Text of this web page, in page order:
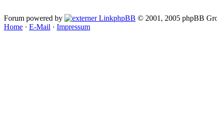
Forum powered by phpBB © 2001, 2005 phpBB
Home · E-Mail · Impressum